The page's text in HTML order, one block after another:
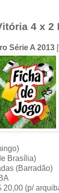
4 x 2
Série A 2013 [
Brasília)
(Barradão)
20,00 (p/